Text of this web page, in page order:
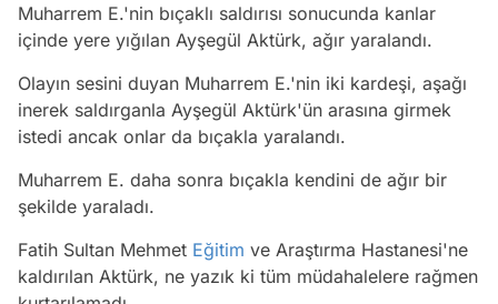
Muharrem E.'nin bıçaklı saldırısı sonucunda kanlar
içinde yere yığılan Ayşegül Aktürk, ağır yaralandı.
Olayın sesini duyan Muharrem E.'nin iki kardeşi, aşağı
inerek saldırganla Ayşegül Aktürk'ün arasına girmek
istedi ancak onlar da bıçakla yaralandı.
Muharrem E. daha sonra bıçakla kendini de ağır bir
şekilde yaraladı.
Fatih Sultan Mehmet Eğitim ve Araştırma Hastanesi'ne
kaldırılan Aktürk, ne yazık ki tüm müdahalelere rağmen